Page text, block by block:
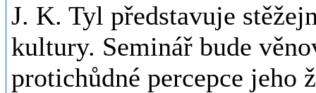
J. K. Tyl představuje
kultury. Seminář bude
protichůdné percepce jeho